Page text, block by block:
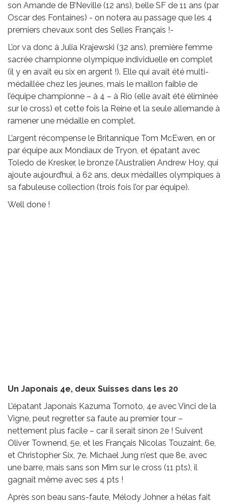
son Amande de B’Neville (12 ans), belle SF de 11 ans (par
Oscar des Fontaines) - on notera au passage que les 4
premiers chevaux sont des Selles Français !-
L’or va donc à Julia Krajewski (32 ans), première femme
sacrée championne olympique individuelle en complet
(il y en avait eu six en argent !). Elle qui avait été multi-
médaillée chez les jeunes, mais le maillon faible de
l’équipe championne – à 4 – à Rio (elle avait été éliminée
sur le cross) et cette fois la Reine et la seule allemande à
ramener une médaille en complet.
L’argent récompense le Britannique Tom McEwen, en or
par équipe aux Mondiaux de Tryon, et épatant avec
Toledo de Kresker, le bronze l’Australien Andrew Hoy, qui
ajoute aujourd’hui, à 62 ans, deux médailles olympiques à
sa fabuleuse collection (trois fois l’or par équipe).
Well done !
Un Japonais 4e, deux Suisses dans les 20
L’épatant Japonais Kazuma Tomoto, 4e avec Vinci de la
Vigne, peut regretter sa faute au premier tour –
nettement plus facile – car il serait sinon 2e ! Suivent
Oliver Townend, 5e, et les Français Nicolas Touzaint, 6e,
et Christopher Six, 7e. Michael Jung n’est que 8e, avec
une barre, mais sans son Mim sur le cross (11 pts), il
gagnait même avec ses 4 pts !
Après son beau sans-faute, Mélody Johner a hélas fait